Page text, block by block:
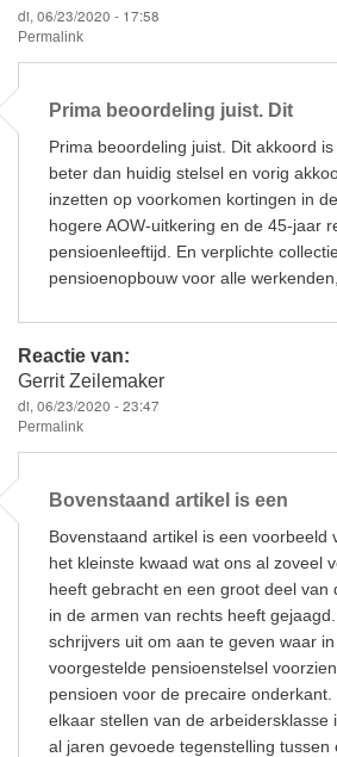
di, 06/23/2020 - 17:58
Permalink
Prima beoordeling juist. Dit
Prima beoordeling juist. Dit akkoord
beter dan huidig stelsel en vorig
inzetten op voorkomen kortingen in
hogere AOW-uitkering en de 45-jaar
pensioenleeftijd. En verplichte
pensioenopbouw voor alle
Reactie van:
Gerrit Zeilemaker
di, 06/23/2020 - 23:47
Permalink
Bovenstaand artikel is een
Bovenstaand artikel is een voorbeeld
het kleinste kwaad wat ons al zoveel
heeft gebracht en een groot deel van
in de armen van rechts heeft
schrijvers uit om aan te geven waar
voorgestelde pensioenstelsel
pensioen voor de precaire
elkaar stellen van de arbeidersklasse
al jaren gevoede tegenstelling tussen